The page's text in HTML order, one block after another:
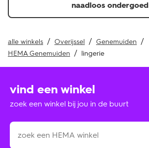
naadloos ondergoed
alle winkels Overijssel
Genemuiden
HEMA Genemuiden
lingerie
vind een winkel
zoek een winkel bij jou in de buurt